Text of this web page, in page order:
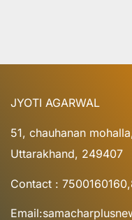
JYOTI AGARWAL
51, chauhanan
Uttarakhand, 249407
Contact :